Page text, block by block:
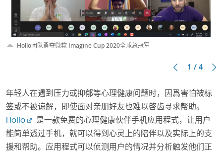
Hollo团队勇夺微软 Imagine Cup 2020全球总冠军
1 / 4
年轻人在遇到压力或抑郁等心理健康问题时，因爲害怕被标
签或不被谅解，即使面对亲朋好友也难以啓齿寻求帮助。
Hollo
是一款免费的心理健康伙伴手机应用程式，让用户
能简单透过手机，就可以得到心灵上的陪伴以及实际上的支
援和帮助。应用程式可以侦测用户的情况并分析触发他们正